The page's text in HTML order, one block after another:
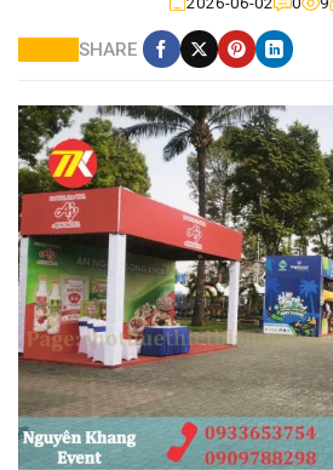
SHARE